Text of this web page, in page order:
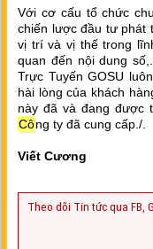
Với cơ cấu tổ chức
chiến lược đầu tư phát
vị trí và vị thế trong
quan đến nội dung
Trực Tuyến GOSU
hài lòng của khách
này đã và đang được
Công ty đã cung cấp./.
Viết Cương
Theo dõi Tin tức qua FB,